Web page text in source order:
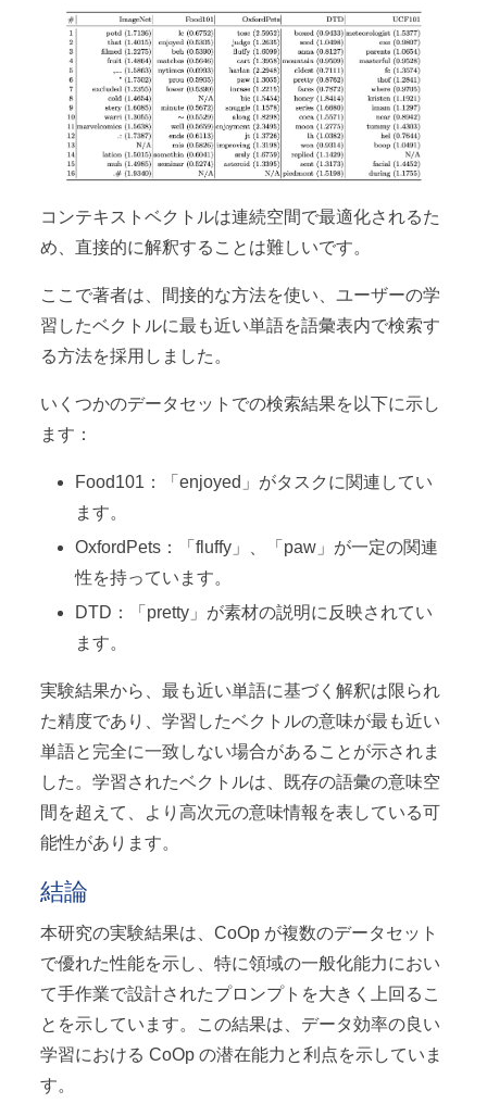
コンテキストベクトルは連続空間で最適化されるた
め、直接的に解釈することは難しいです。
ここで著者は、間接的な方法を使い、ユーザーの学
習したベクトルに最も近い単語を語彙表内で検索す
る方法を採用しました。
いくつかのデータセットでの検索結果を以下に示し
ます：
Food101：「enjoyed」がタスクに関連してい
ます。
OxfordPets：「fluffy」、「paw」が一定の関連
性を持っています。
DTD：「pretty」が素材の説明に反映されてい
ます。
実験結果から、最も近い単語に基づく解釈は限られ
た精度であり、学習したベクトルの意味が最も近い
単語と完全に一致しない場合があることが示されま
した。学習されたベクトルは、既存の語彙の意味空
間を超えて、より高次元の意味情報を表している可
能性があります。
結論
本研究の実験結果は、CoOp が複数のデータセット
で優れた性能を示し、特に領域の一般化能力におい
て手作業で設計されたプロンプトを大きく上回るこ
とを示しています。この結果は、データ効率の良い
学習における CoOp の潜在能力と利点を示していま
す。